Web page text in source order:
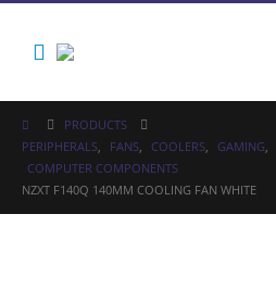
PRODUCTS
PERIPHERALS, FANS, COOLERS, GAMING,
COMPUTER COMPONENTS
NZXT F140Q 140MM COOLING FAN WHITE